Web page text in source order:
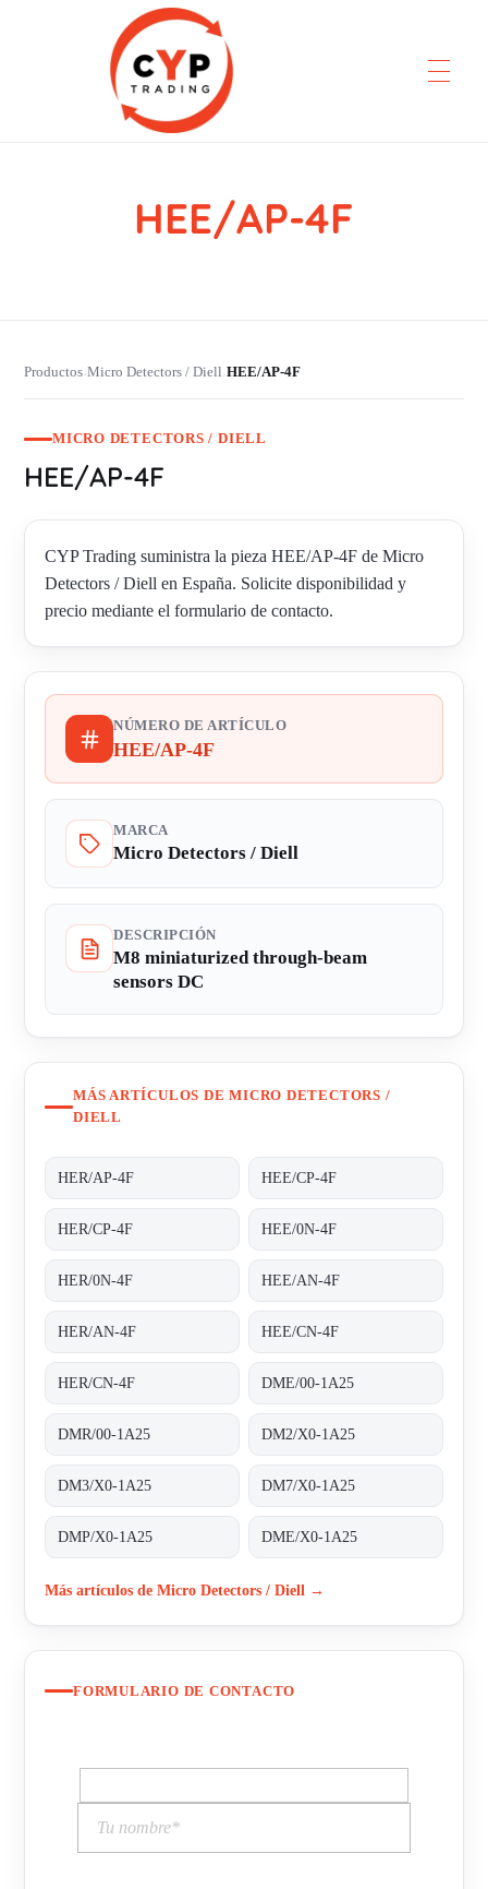
CYP Trading
HEE/AP-4F
Productos›Micro Detectors / Diell›HEE/AP-4F
MICRO DETECTORS / DIELL
HEE/AP-4F
CYP Trading suministra la pieza HEE/AP-4F de Micro
Detectors / Diell en España. Solicite disponibilidad y
precio mediante el formulario de contacto.
NÚMERO DE ARTÍCULO
HEE/AP-4F
MARCA
Micro Detectors / Diell
DESCRIPCIÓN
M8 miniaturized through-beam
sensors DC
MÁS ARTÍCULOS DE MICRO DETECTORS /
DIELL
HER/AP-4F HEE/CP-4F
HER/CP-4F HEE/0N-4F
HER/0N-4F HEE/AN-4F
HER/AN-4F HEE/CN-4F
HER/CN-4F DME/00-1A25
DMR/00-1A25 DM2/X0-1A25
DM3/X0-1A25 DM7/X0-1A25
DMP/X0-1A25 DME/X0-1A25
Más artículos de Micro Detectors / Diell →
FORMULARIO DE CONTACTO